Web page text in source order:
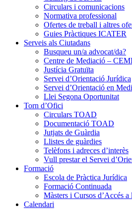
Circulars i comunicacions
Normativa professional
Ofertes de treball i altres
Guies Pràctiques ICATER
Serveis als Ciutadans
Busqueu un/a advocat/da?
Centre de Mediació –
Justícia Gratuïta
Servei d’Orientació Jurídica
Servei d’Orientació en
Llei Segona Oportunitat
Torn d’Ofici
Circulars TOAD
Documentació TOAD
Jutjats de Guàrdia
Llistes de guàrdies
Telèfons i adreces d’interès
Vull prestar el Servei
Formació
Escola de Pràctica Jurídica
Formació Continuada
Màsters i Cursos d’Accés a
Calendari